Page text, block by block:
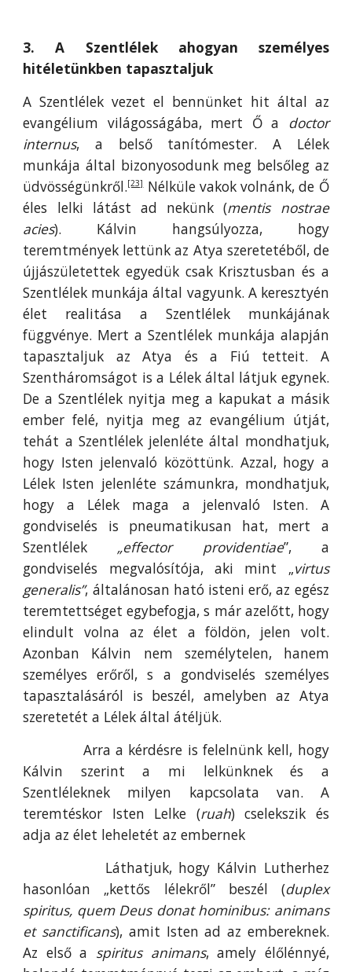
3. A Szentlélek ahogyan személyes
hitéletünkben tapasztaljuk
A Szentlélek vezet el bennünket hit által az
evangélium világosságába, mert Ő a doctor
internus, a belső tanítómester. A Lélek
munkája által bizonyosodunk meg belsőleg az
üdvösségünkről.[23]Nélküle vakok volnánk, de Ő
éles lelki látást ad nekünk (mentis nostrae
acies). Kálvin hangsúlyozza, hogy
teremtmények lettünk az Atya szeretetéből, de
újjászületettek egyedük csak Krisztusban és a
Szentlélek munkája által vagyunk. A keresztyén
élet realitása a Szentlélek munkájának
függvénye. Mert a Szentlélek munkája alapján
tapasztaljuk az Atya és a Fiú tetteit. A
Szentháromságot is a Lélek által látjuk egynek.
De a Szentlélek nyitja meg a kapukat a másik
ember felé, nyitja meg az evangélium útját,
tehát a Szentlélek jelenléte által mondhatjuk,
hogy Isten jelenvaló közöttünk. Azzal, hogy a
Lélek Isten jelenléte számunkra, mondhatjuk,
hogy a Lélek maga a jelenvaló Isten. A
gondviselés is pneumatikusan hat, mert a
Szentlélek „effector providentiae”, a
gondviselés megvalósítója, aki mint „virtus
generalis”, általánosan ható isteni erő, az egész
teremtettséget egybefogja, s már azelőtt, hogy
elindult volna az élet a földön, jelen volt.
Azonban Kálvin nem személytelen, hanem
személyes erőről, s a gondviselés személyes
tapasztalásáról is beszél, amelyben az Atya
szeretetét a Lélek által átéljük.
Arra a kérdésre is felelnünk kell, hogy
Kálvin szerint a mi lelkünknek és a
Szentléleknek milyen kapcsolata van. A
teremtéskor Isten Lelke (ruah) cselekszik és
adja az élet leheletét az embernek
Láthatjuk, hogy Kálvin Lutherhez
hasonlóan „kettős lélekről” beszél (duplex
spiritus, quem Deus donat hominibus: animans
et sanctificans), amit Isten ad az embereknek.
Az első a spiritus animans, amely élőlénnyé,